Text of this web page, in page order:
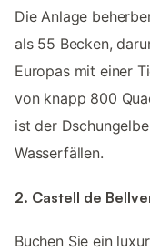
Die Anlage
als 55 Becken,
Europas mit einer
von knapp 800
ist der
Wasserfällen.
2. Castell de
Buchen Sie ein